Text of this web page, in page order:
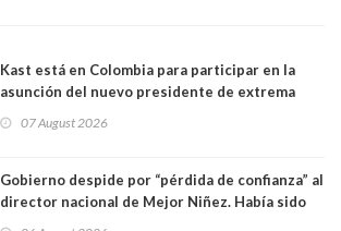
Kast está en Colombia para participar en la
asunción del nuevo presidente de extrema
07 August 2026
Gobierno despide por “pérdida de confianza” al
director nacional de Mejor Niñez. Había sido